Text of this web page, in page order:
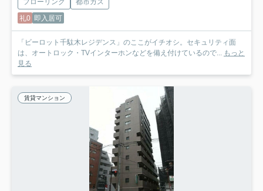
フローリング
都市ガス
礼0 即入居可
「ビーロット千駄木レジデンス」のここがイチオシ。セキュリティ面
は、オートロック・TVインターホンなどを備え付けているので... もっと
見る
賃貸マンション